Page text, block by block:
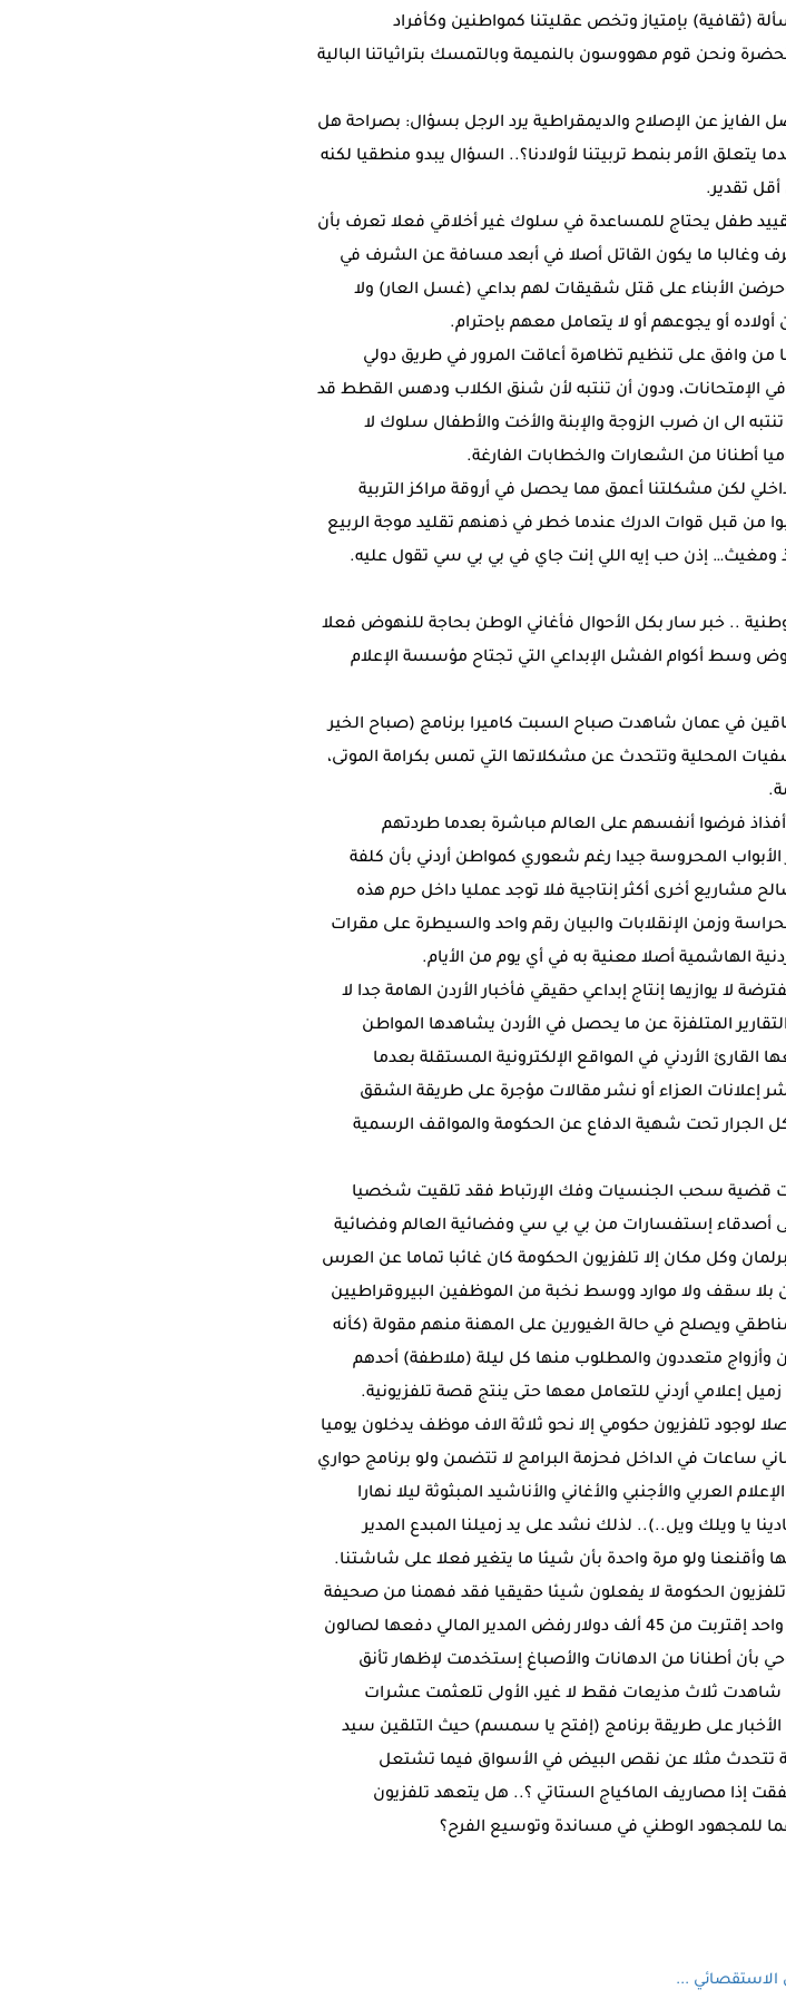
(ثقافية) بإمتياز وتخص عقليتنا كمواطنين وكأفراد
ونحن قوم مهووسون بالنميمة وبالتمسك بتراثياتنا البالية
عن الإصلاح والديمقراطية يرد الرجل بسؤال: بصراحة هل
الأمر بنمط تربيتنا لأولادنا؟.. السؤال يبدو منطقيا لكنه
تقدير.
طفل يحتاج للمساعدة في سلوك غير أخلاقي فعلا تعرف بأن
وغالبا ما يكون القاتل أصلا في أبعد مسافة عن الشرف في
الأبناء على قتل شقيقات لهم بداعي (غسل العار) ولا
أو يجوعهم أو لا يتعامل معهم بإحترام.
من وافق على تنظيم تظاهرة أعاقت المرور في طريق دولي
في الإمتحانات، ودون أن تنتبه لأن شنق الكلاب ودهس القطط قد
الى ان ضرب الزوجة والإبنة والأخت والأطفال سلوك لا
أطنانا من الشعارات والخطابات الفارغة.
لكن مشكلتنا أعمق مما يحصل في أروقة مراكز التربية
من قبل قوات الدرك عندما خطر في ذهنهم تقليد موجة الربيع
ومغيث… إذن حب إيه اللي إنت جاي في بي بي سي تقول عليه.
.. خبر سار بكل الأحوال فأغاني الوطن بحاجة للنهوض فعلا
وسط أكوام الفشل الإبداعي التي تجتاح مؤسسة الإعلام
في عمان شاهدت صباح السبت كاميرا برنامج (صباح الخير
المحلية وتتحدث عن مشكلاتها التي تمس بكرامة الموتى،
فرضوا أنفسهم على العالم مباشرة بعدما طردتهم
المحروسة جيدا رغم شعوري كمواطن أردني بأن كلفة
مشاريع أخرى أكثر إنتاجية فلا توجد عمليا داخل حرم هذه
وزمن الإنقلابات والبيان رقم واحد والسيطرة على مقرات
الهاشمية أصلا معنية به في أي يوم من الأيام.
يوازيها إنتاج إبداعي حقيقي فأخبار الأردن الهامة جدا لا
المتلفزة عن ما يحصل في الأردن يشاهدها المواطن
القارئ الأردني في المواقع الإلكترونية المستقلة بعدما
إعلانات العزاء أو نشر مقالات مؤجرة على طريقة الشقق
الجرار تحت شهية الدفاع عن الحكومة والمواقف الرسمية
قضية سحب الجنسيات وفك الإرتباط فقد تلقيت شخصيا
أصدقاء إستفسارات من بي بي سي وفضائية العالم وفضائية
وكل مكان إلا تلفزيون الحكومة كان غائبا تماما عن العرس
بلا سقف ولا موارد ووسط نخبة من الموظفين البيروقراطيين
ويصلح في حالة الغيورين على المهنة منهم مقولة (كأنه
وأزواج متعددون والمطلوب منها كل ليلة (ملاطفة) أحدهم
إعلامي أردني للتعامل معها حتى ينتج قصة تلفزيونية.
لوجود تلفزيون حكومي إلا نحو ثلاثة الاف موظف يدخلون يوميا
ساعات في الداخل فحزمة البرامج لا تتضمن ولو برنامج حواري
العربي والأجنبي والأغاني والأناشيد المبثوثة ليلا نهارا
يا ويلك ويل..).. لذلك نشد على يد زميلنا المبدع المدير
وأقنعنا ولو مرة واحدة بأن شيئا ما يتغير فعلا على شاشتنا.
الحكومة لا يفعلون شيئا حقيقيا فقد فهمنا من صحيفة
خبرني الإلكترونية مثلا بأن كلفة ماكياج المذيعات لشهر واحد إقتربت من 45 ألف دولار رفض المدير المالي دفعها لصالون
بأن أطنانا من الدهانات والأصباغ إستخدمت لإظهار تأنق
ثلاث مذيعات فقط لا غير، الأولى تلعثمت عشرات
الأخبار على طريقة برنامج (إفتح يا سمسم) حيث التلقين سيد
حية تتحدث مثلا عن نقص البيض في الأسواق فيما تشتعل
إذا مصاريف الماكياج الستاتي ؟.. هل يتعهد تلفزيون
للمجهود الوطني في مساندة وتوسيع الفرح؟
الاستقصائي ...